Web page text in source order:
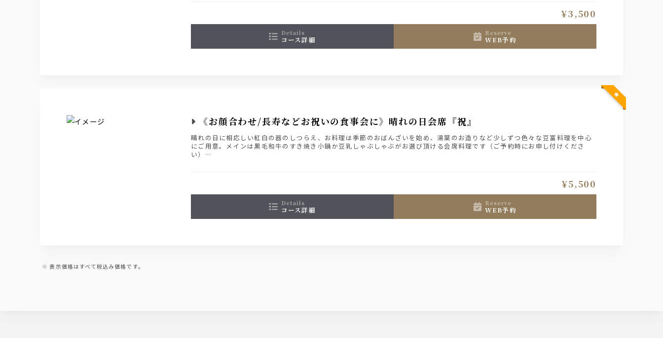
¥3,500
details
コース詳細
reserve
WEB予約
《お顔合わせ/長寿などお祝いの食事会に》晴れの日会席『祝』
晴れの日に相応しい紅白の器のしつらえ、お料理は季節のおばんざいを始め、湯葉のお造りなど少しずつ色々な豆富料理を中心
にご用意。メインは黒毛和牛のすき焼き小鍋か豆乳しゃぶしゃぶがお選び頂ける会席料理です（ご予約時にお申し付けくださ
い）
¥5,500
details
コース詳細
reserve
WEB予約
表示価格はすべて税込み価格です。